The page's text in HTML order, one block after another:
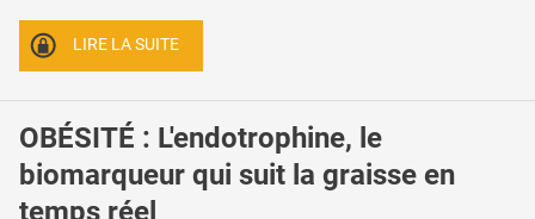
LIRE LA SUITE
OBÉSITÉ : L'endotrophine, le
biomarqueur qui suit la graisse en
temps réel